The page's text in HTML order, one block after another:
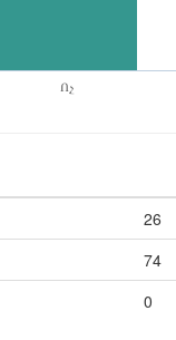
Ոչ
26
74
0